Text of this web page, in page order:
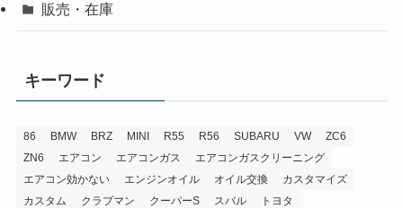
販売・在庫
キーワード
86 BMW BRZ MINI R55 R56 SUBARU VW
ZC6
ZN6
エアコン エアコンガス
エアコンガスクリーニング
エアコン効かない
エンジンオイル オイル交換
カスタマイズ
カスタム
クラブマン クーパーS スバル トヨタ